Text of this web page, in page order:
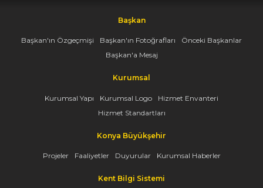
Başkan
Başkan'ın Özgeçmişi Başkan'ın Fotoğrafları
Önceki Başkanlar
Başkan'a Mesaj
Kurumsal
Kurumsal Yapı Kurumsal Logo
Hizmet Envanteri
Hizmet Standartları
Konya Büyükşehir
Projeler Faaliyetler Duyurular Kurumsal Haberler
Kent Bilgi Sistemi